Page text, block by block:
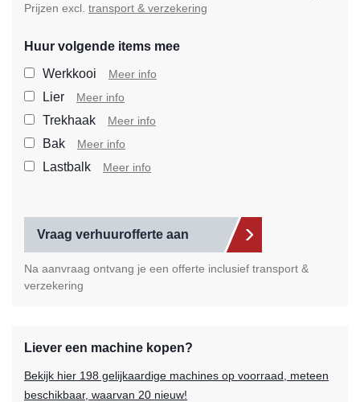
Prijzen excl. transport & verzekering
Huur volgende items mee
Werkkooi Meer info
Lier Meer info
Trekhaak Meer info
Bak Meer info
Lastbalk Meer info
Vraag verhuurofferte aan
Na aanvraag ontvang je een offerte inclusief transport &
verzekering
Liever een machine kopen?
Bekijk hier 198 gelijkaardige machines op voorraad, meteen
beschikbaar, waarvan 20 nieuw!